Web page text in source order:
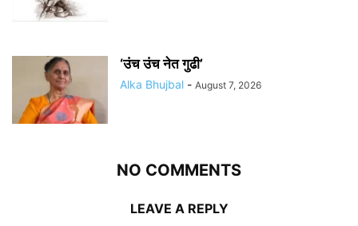
‘उंच उंच नेत गुढी’
Alka Bhujbal - August 7, 2026
NO COMMENTS
LEAVE A REPLY